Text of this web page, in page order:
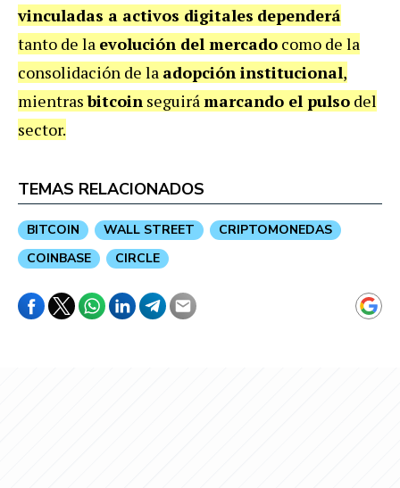
vinculadas a activos digitales dependerá
tanto de la evolución del mercado como de la
consolidación de la adopción institucional,
mientrasbitcoin seguirámarcando el pulso del
sector.
TEMAS RELACIONADOS
BITCOIN WALL STREET
CRIPTOMONEDAS
COINBASE
CIRCLE